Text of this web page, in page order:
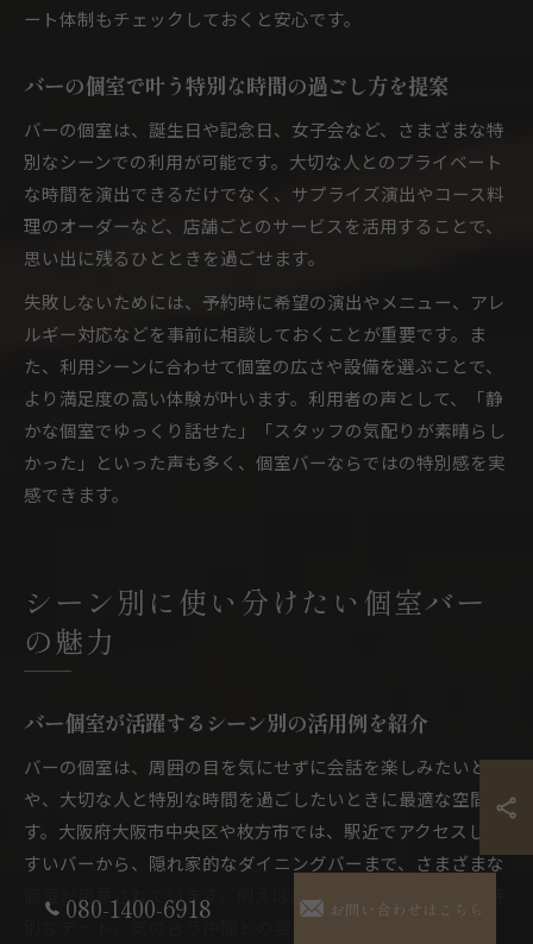
ート体制もチェックしておくと安心です。
バーの個室で叶う特別な時間の過ごし方を提案
バーの個室は、誕生日や記念日、女子会など、さまざまな特
別なシーンでの利用が可能です。大切な人とのプライベート
な時間を演出できるだけでなく、サプライズ演出やコース料
理のオーダーなど、店舗ごとのサービスを活用することで、
思い出に残るひとときを過ごせます。
失敗しないためには、予約時に希望の演出やメニュー、アレ
ルギー対応などを事前に相談しておくことが重要です。ま
た、利用シーンに合わせて個室の広さや設備を選ぶことで、
より満足度の高い体験が叶います。利用者の声として、「静
かな個室でゆっくり話せた」「スタッフの気配りが素晴らし
かった」といった声も多く、個室バーならではの特別感を実
感できます。
シーン別に使い分けたい個室バー
の魅力
バー個室が活躍するシーン別の活用例を紹介
バーの個室は、周囲の目を気にせずに会話を楽しみたいとき
や、大切な人と特別な時間を過ごしたいときに最適な空間で
す。大阪府大阪市中央区や枚方市では、駅近でアクセスしや
すいバーから、隠れ家的なダイニングバーまで、さまざまな
個室が用意されています。例えば、誕生日や記念日などの特
080-1400-6918 お問い合わせはこちら